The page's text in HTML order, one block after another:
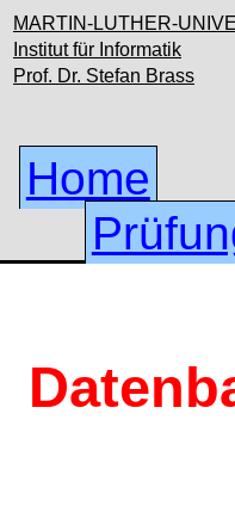
MARTIN-LUTHER-
Institut für Informatik
Prof. Dr. Stefan Brass
Home